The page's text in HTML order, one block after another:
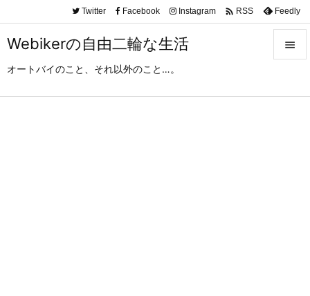
Webikerの自由二輪な生活
オートバイのこと、それ以外のこと…。

Twitter Facebook Instagram  RSS Feedly